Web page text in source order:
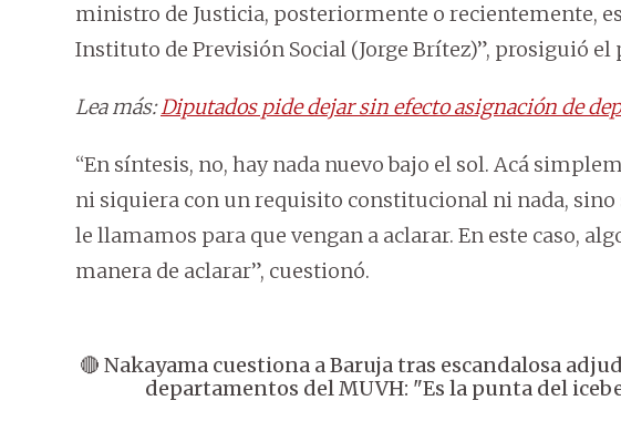
ministro de Justicia, posteriormente o recientemente,
Instituto de Previsión Social (Jorge Brítez)”, prosiguió el
Lea más:Diputados pide dejar sin efecto asignación de
“En síntesis, no, hay nada nuevo bajo el sol. Acá
ni siquiera con un requisito constitucional ni nada,
le llamamos para que vengan a aclarar. En este caso,
manera de aclarar”, cuestionó.
🔴 Nakayama cuestiona a Baruja tras escandalosa
departamentos del MUVH: "Es la punta del